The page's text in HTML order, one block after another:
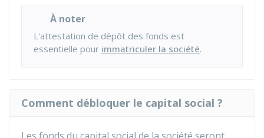
À noter
L'attestation de dépôt des fonds est
essentielle pour immatriculer la société.
Comment débloquer le capital social ?